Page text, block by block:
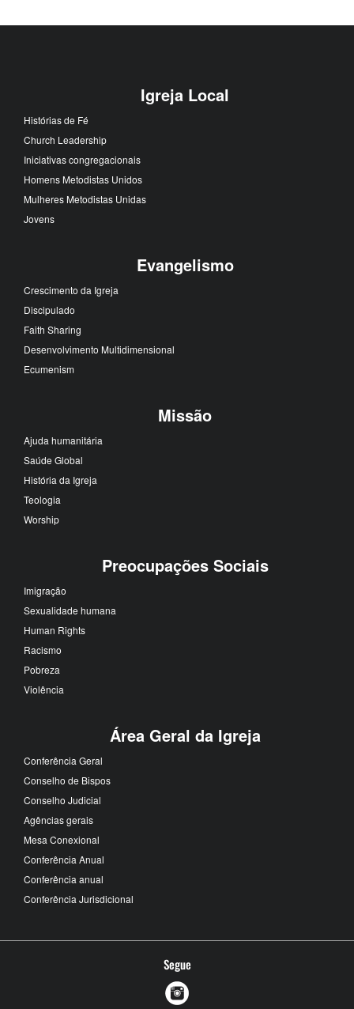
Igreja Local
Histórias de Fé
Church Leadership
Iniciativas congregacionais
Homens Metodistas Unidos
Mulheres Metodistas Unidas
Jovens
Evangelismo
Crescimento da Igreja
Discipulado
Faith Sharing
Desenvolvimento Multidimensional
Ecumenism
Missão
Ajuda humanitária
Saúde Global
História da Igreja
Teologia
Worship
Preocupações Sociais
Imigração
Sexualidade humana
Human Rights
Racismo
Pobreza
Violência
Área Geral da Igreja
Conferência Geral
Conselho de Bispos
Conselho Judicial
Agências gerais
Mesa Conexional
Conferência Anual
Conferência anual
Conferência Jurisdicional
Segue